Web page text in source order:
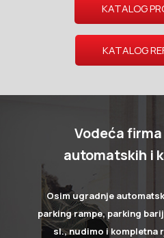
KATALOG
KATALOG
Vodeća
automatskih i
Osim ugradnje
parking rampe, parking
sl., nudimo i kompletna